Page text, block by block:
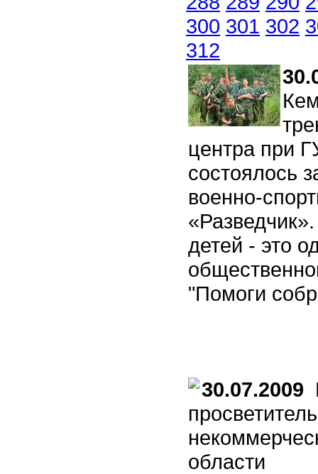
300 301 302
312
центра при
состоялось
военно-
детей - это
"Помоги
30.07.2009
области